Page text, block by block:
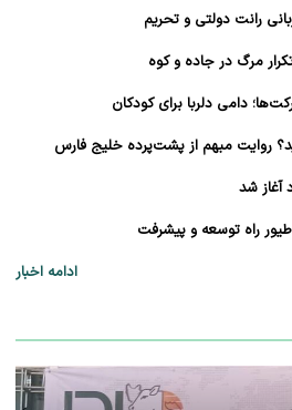
رانت دولتی و تحریم
مرگ در جاده و کوه
دامی دلربا برای کودکان
روایت مبهم از پشت‌پرده خلیج فارس
آغاز شد
راه توسعه و پیشرفت
ادامه اخبار